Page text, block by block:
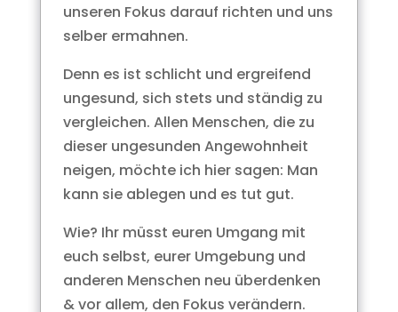
unseren Fokus darauf richten und uns
selber ermahnen.
Denn es ist schlicht und ergreifend
ungesund, sich stets und ständig zu
vergleichen. Allen Menschen, die zu
dieser ungesunden Angewohnheit
neigen, möchte ich hier sagen: Man
kann sie ablegen und es tut gut.
Wie? Ihr müsst euren Umgang mit
euch selbst, eurer Umgebung und
anderen Menschen neu überdenken
& vor allem, den Fokus verändern.